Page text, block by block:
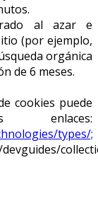
al azar e
(por ejemplo,
orgánica
de 6 meses.
cookies puede
enlaces:
types/;